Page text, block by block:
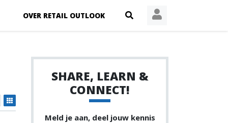
OVER RETAIL OUTLOOK
SHARE, LEARN &
CONNECT!
Meld je aan, deel jouw kennis